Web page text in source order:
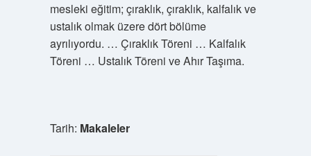
mesleki eğitim; çıraklık, çıraklık, kalfalık ve
ustalık olmak üzere dört bölüme
ayrılıyordu. … Çıraklık Töreni … Kalfalık
Töreni … Ustalık Töreni ve Ahır Taşıma.
Tarih: Makaleler